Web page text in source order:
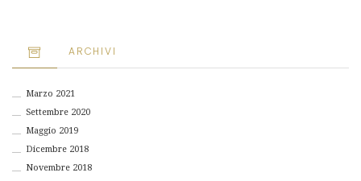
ARCHIVI
Marzo 2021
Settembre 2020
Maggio 2019
Dicembre 2018
Novembre 2018